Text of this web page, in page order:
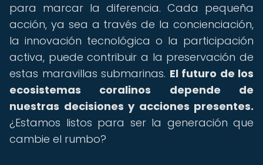
para marcar la diferencia. Cada pequeña
acción, ya sea a través de la concienciación,
la innovación tecnológica o la participación
activa, puede contribuir a la preservación de
estas maravillas submarinas. El futuro de los
ecosistemas coralinos depende de
nuestras decisiones y acciones presentes.
¿Estamos listos para ser la generación que
cambie el rumbo?